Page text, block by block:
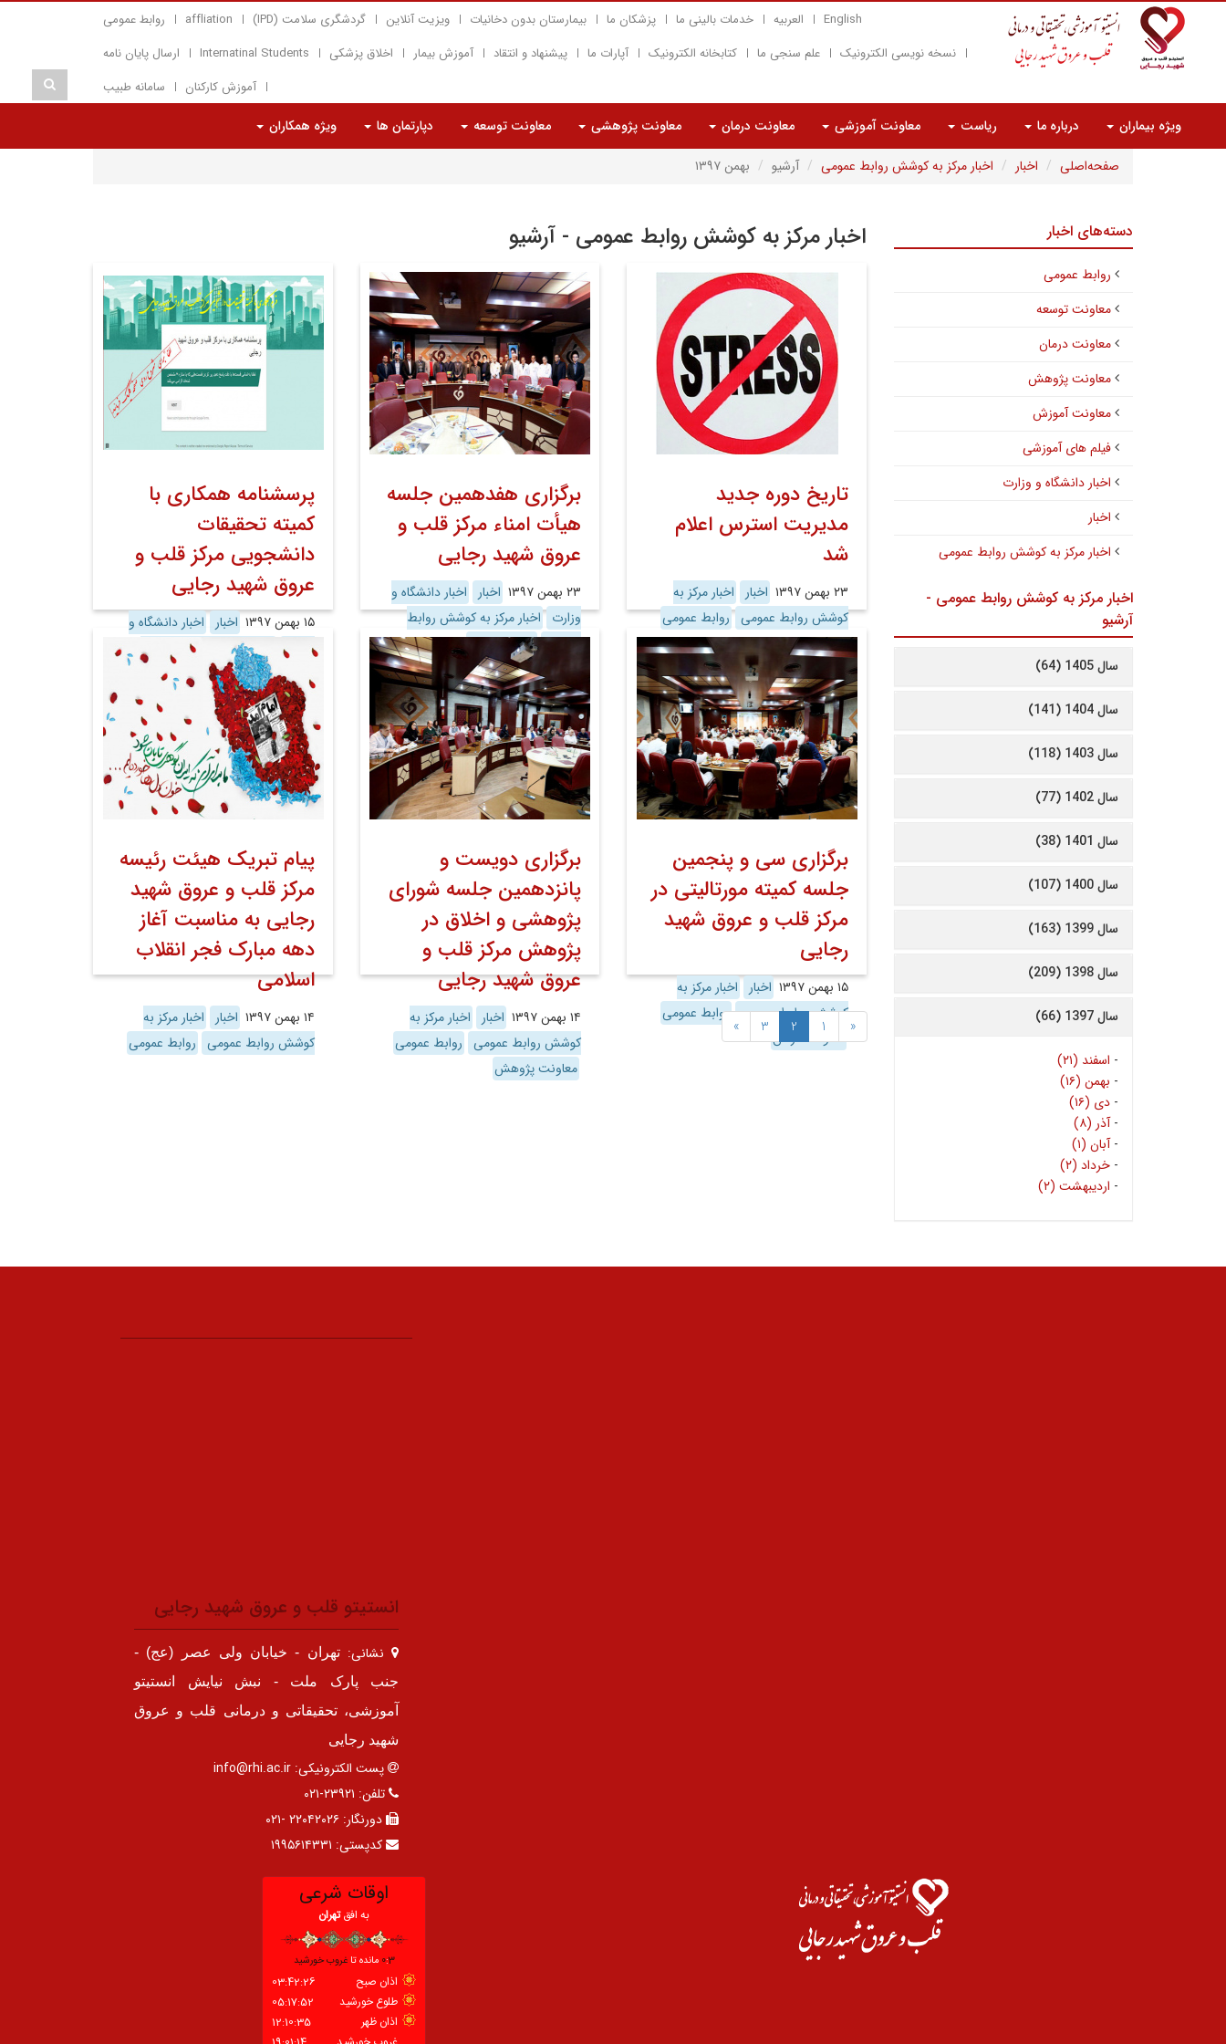
English العربیه خدمات بالینی ما پزشکان ما بیمارستان بدون دخانیات ویزیت آنلاین گردشگری سلامت (IPD) affliation
روابط عمومی
نسخه نویسی الکترونیک
علم سنجی ما کتابخانه الکترونیک آپارات ما پیشنهاد و انتقاد آموزش بیمار اخلاق پزشکی Internatinal Students
ارسال پایان نامه
آموزش کارکنان
سامانه طبیب
ویژه بیماران درباره ما ریاست معاونت آموزشی معاونت درمان معاونت پژوهشی معاونت توسعه دپارتمان ها
ویژه همکاران
صفحه‌اصلی
اخبار اخبار مرکز به کوشش روابط عمومی آرشیو بهمن ۱۳۹۷
اخبار مرکز به کوشش روابط عمومی - آرشیو
تاریخ دوره جدید
مدیریت استرس اعلام
شد
۲۳ بهمن ۱۳۹۷ اخبار
اخبار مرکز به
کوشش روابط عمومی روابط عمومی
برگزاری هفدهمین جلسه
هیأت امناء مرکز قلب و
عروق شهید رجایی
۲۳ بهمن ۱۳۹۷ اخبار
اخبار دانشگاه و
وزارت
اخبار مرکز به کوشش روابط
عمومی روابط عمومی
پرسشنامه همکاری با
کمیته تحقیقات
دانشجویی مرکز قلب و
عروق شهید رجایی
۱۵ بهمن ۱۳۹۷ اخبار
اخبار دانشگاه و
وزارت
اخبار مرکز به کوشش روابط
عمومی روابط عمومی
معاونت
پژوهش
برگزاری سی و پنجمین
جلسه کمیته مورتالیتی در
مرکز قلب و عروق شهید
رجایی
۱۵ بهمن ۱۳۹۷ اخبار
اخبار مرکز به
کوشش روابط عمومی روابط عمومی
معاونت درمان
برگزاری دویست و
پانزدهمین جلسه شورای
پژوهشی و اخلاق در
پژوهش مرکز قلب و
عروق شهید رجایی
۱۴ بهمن ۱۳۹۷ اخبار
اخبار مرکز به
کوشش روابط عمومی روابط عمومی
معاونت پژوهش
پیام تبریک هیئت رئیسه
مرکز قلب و عروق شهید
رجایی به مناسبت آغاز
دهه مبارک فجر انقلاب
اسلامی
۱۴ بهمن ۱۳۹۷ اخبار
اخبار مرکز به
کوشش روابط عمومی روابط عمومی
«
1
2
3
»
دسته‌های اخبار
روابط عمومی
معاونت توسعه
معاونت درمان
معاونت پژوهش
معاونت آموزش
فیلم های آموزشی
اخبار دانشگاه و وزارت
اخبار
اخبار مرکز به کوشش روابط عمومی
اخبار مرکز به کوشش روابط عمومی -
آرشیو
سال 1405 (64)
سال 1404 (141)
سال 1403 (118)
سال 1402 (77)
سال 1401 (38)
سال 1400 (107)
سال 1399 (163)
سال 1398 (209)
سال 1397 (66)
- اسفند (۲۱)
- بهمن (۱۶)
- دی (۱۶)
-آذر (۸)
-آبان (۱)
- خرداد (۲)
- اردیبهشت (۲)
انستیتو قلب و عروق شهید رجایی
نشانی:تهران - خیابان ولی عصر (عج) -
جنب پارک ملت - نبش نیایش انستیتو
آموزشی، تحقیقاتی و درمانی قلب و عروق
شهید رجایی
پست الکترونیکی: info@rhi.ac.ir
تلفن: ۲۳۹۲۱-۰۲۱
دورنگار: ۲۲۰۴۲۰۲۶ -۰۲۱
کدپستی: ۱۹۹۵۶۱۴۳۳۱